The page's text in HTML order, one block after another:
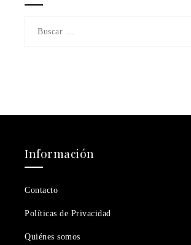
Información
Contacto
Políticas de Privacidad
Quiénes somos